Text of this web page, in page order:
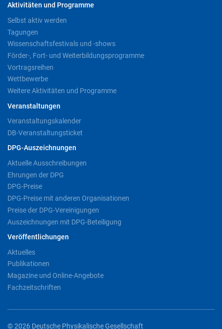
Aktivitäten und Programme
Selbst aktiv werden
Tagungen
Wissenschaftsfestivals und -shows
Förder-, Fort- und Weiterbildungsprogramme
Vortragsreihen
Wettbewerbe
Weitere Aktivitäten und Programme
Veranstaltungen
Veranstaltungskalender
DB-Veranstaltungsticket
DPG-Auszeichnungen
Aktuelle Ausschreibungen
Ehrungen der DPG
DPG-Preise
DPG-Preise mit anderen Organisationen
Preise der DPG-Vereinigungen
Auszeichnungen mit DPG-Beteiligung
Veröffentlichungen
Aktuelles
Publikationen
Magazine und Online-Angebote
Fachzeitschriften
© 2026 Deutsche Physikalische Gesellschaft